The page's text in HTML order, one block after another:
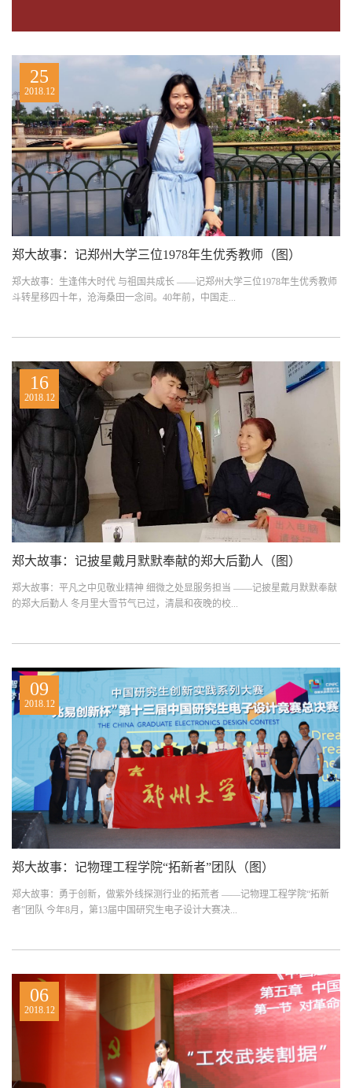
25
2018.12
郑大故事：记郑州大学三位1978年生优秀教师（图）
郑大故事：生逢伟大时代 与祖国共成长 ——记郑州大学三位1978年生优秀教师
斗转星移四十年，沧海桑田一念间。40年前，中国走...
16
2018.12
郑大故事：记披星戴月默默奉献的郑大后勤人（图）
郑大故事：平凡之中见敬业精神 细微之处显服务担当 ——记披星戴月默默奉献
的郑大后勤人 冬月里大雪节气已过，清晨和夜晚的校...
09
2018.12
郑大故事：记物理工程学院“拓新者”团队（图）
郑大故事：勇于创新，做紫外线探测行业的拓荒者 ——记物理工程学院“拓新
者”团队 今年8月，第13届中国研究生电子设计大赛决...
06
2018.12